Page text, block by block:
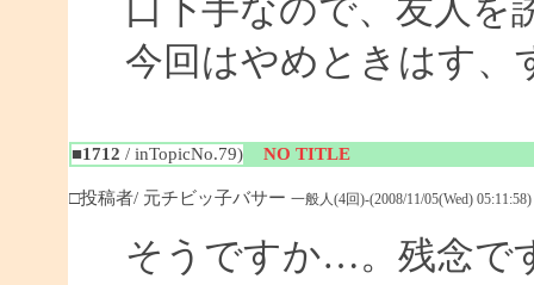
口下手なので、友人
今回はやめときはす、
■1712 / inTopicNo.79) NO TITLE
□投稿者/ 元チビッ子バサー 一般人(4回)-(2008/11/05(Wed) 05:11:58)
そうですか…。残念で